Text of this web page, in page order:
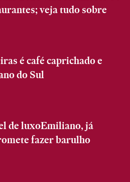
veja tudo sobre
é café caprichado e
do Sul
de luxoEmiliano, já
fazer barulho